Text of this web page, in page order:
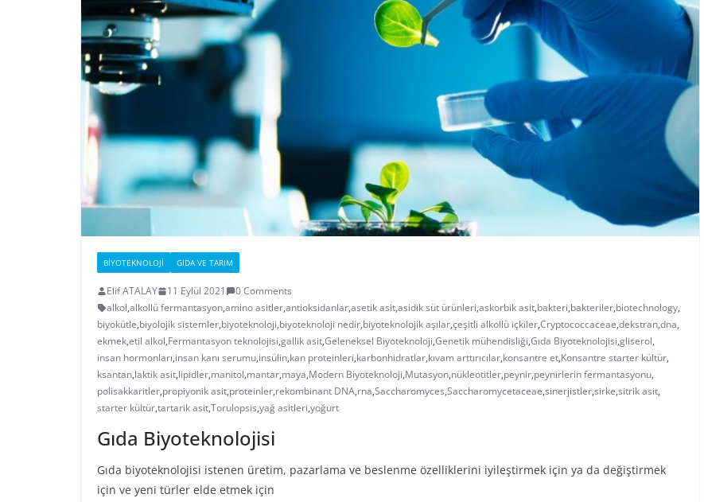
BIYOTEKNOLOJI GIDA VE TARIM
Elif ATALAY 11 Eylül 2021
0 Comments
alkol,alkollü fermantasyon,amino asitler,antioksidanlar,asetik asit,asidik süt ürünleri,askorbik asit,bakteri,bakteriler,biotechnology,
biyokütle,biyolojik sistemler,biyoteknoloji,biyoteknoloji nedir,biyoteknolojik aşılar,çeşitli alkollü içkiler,Cryptococcaceae,dekstran,dna,
ekmek,etil alkol,Fermantasyon teknolojisi,gallik asit,Geleneksel Biyoteknoloji,Genetik mühendisliği,Gıda Biyoteknolojisi,gliserol,
insan hormonları,insan kanı serumu,insülin,kan proteinleri,karbonhidratlar,kıvam arttırıcılar,konsantre et,Konsantre starter kültür,
ksantan,laktik asit,lipidler,manitol,mantar,maya,Modern Biyoteknoloji,Mutasyon,nükleotitler,peynir,peynirlerin fermantasyonu,
polisakkaritler,propiyonik asit,proteinler,rekombinant DNA,rna,Saccharomyces,Saccharomycetaceae,sinerjistler,sirke,sitrik asit,
starter kültür,tartarik asit,Torulopsis,yağ asitleri,yoğurt
Gıda Biyoteknolojisi
Gıda biyoteknolojisi istenen üretim, pazarlama ve beslenme özelliklerini iyileştirmek için ya da değiştirmek
için ve yeni türler elde etmek için